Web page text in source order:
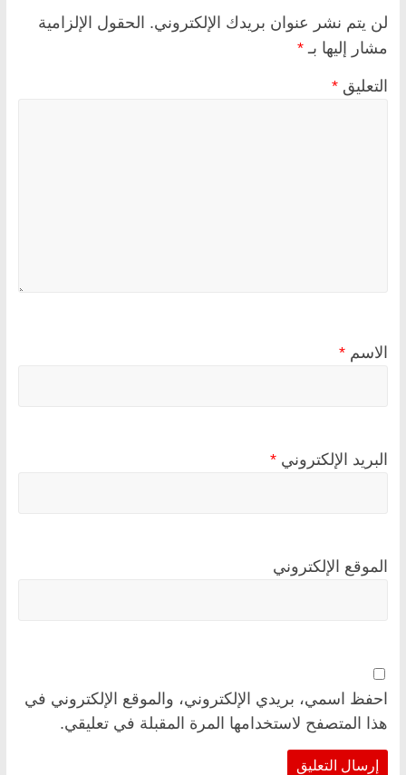
لن يتم نشر عنوان بريدك الإلكتروني. الحقول الإلزامية
مشار إليها بـ *
التعليق *
الاسم *
البريد الإلكتروني *
الموقع الإلكتروني
احفظ اسمي، بريدي الإلكتروني، والموقع الإلكتروني في
هذا المتصفح لاستخدامها المرة المقبلة في تعليقي.